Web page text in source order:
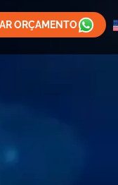
ORÇAMENTO